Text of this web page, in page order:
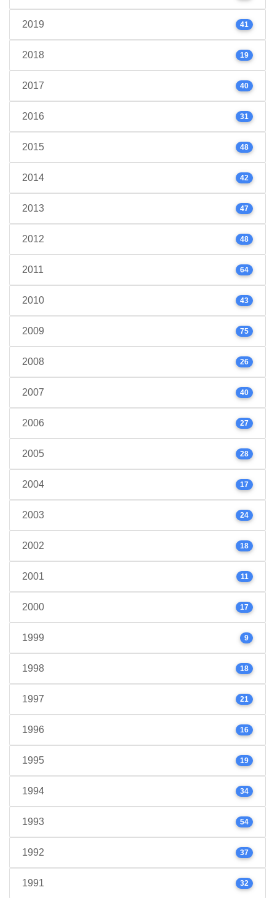
2019 41
2018 19
2017 40
2016 31
2015 48
2014 42
2013 47
2012 48
2011 64
2010 43
2009 75
2008 26
2007 40
2006 27
2005 28
2004 17
2003 24
2002 18
2001 11
2000 17
1999 9
1998 18
1997 21
1996 16
1995 19
1994 34
1993 54
1992 37
1991 32